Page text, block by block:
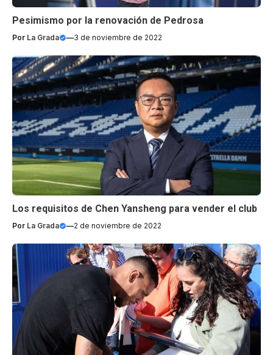
Pesimismo por la renovación de Pedrosa
Por La Grada —3 de noviembre de 2022
Los requisitos de Chen Yansheng para vender el club
Por La Grada —2 de noviembre de 2022